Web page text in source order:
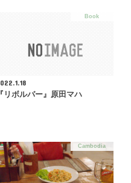
Book
『リボルバー』原田マハ
Cambodia